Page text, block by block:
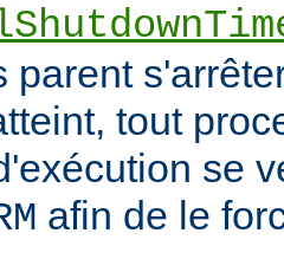
parent
tout
se
afin de le